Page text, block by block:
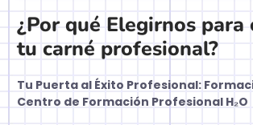
¿Por qué Elegirnos
tu carné profesional?
Tu Puerta al Éxito Profesional:
Centro de Formación Profesional H₂O